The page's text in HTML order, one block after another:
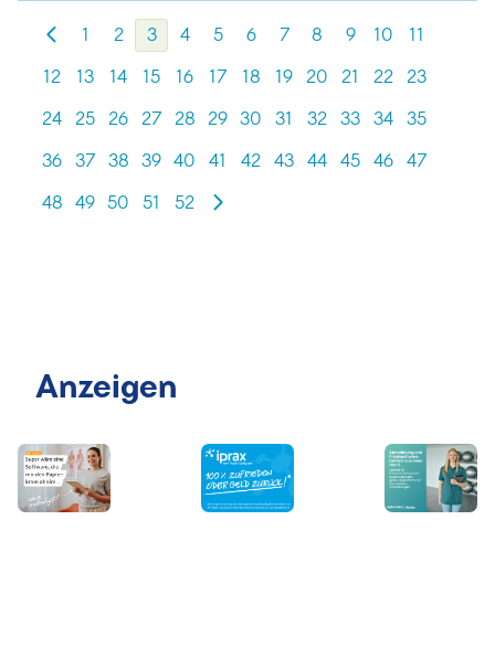
1 2 3 4 5 6 7 8 9 10 11
12 13 14 15 16 17 18 19 20 21 22 23
24 25 26 27 28 29 30 31 32 33 34 35
36 37 38 39 40 41 42 43 44 45 46 47
48 49 50 51 52
Anzeigen